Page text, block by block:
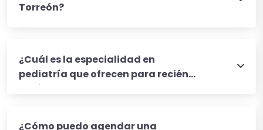
Torreón?
¿Cuál es la especialidad en
pediatría que ofrecen para recién
nacidos?
¿Cómo puedo agendar una